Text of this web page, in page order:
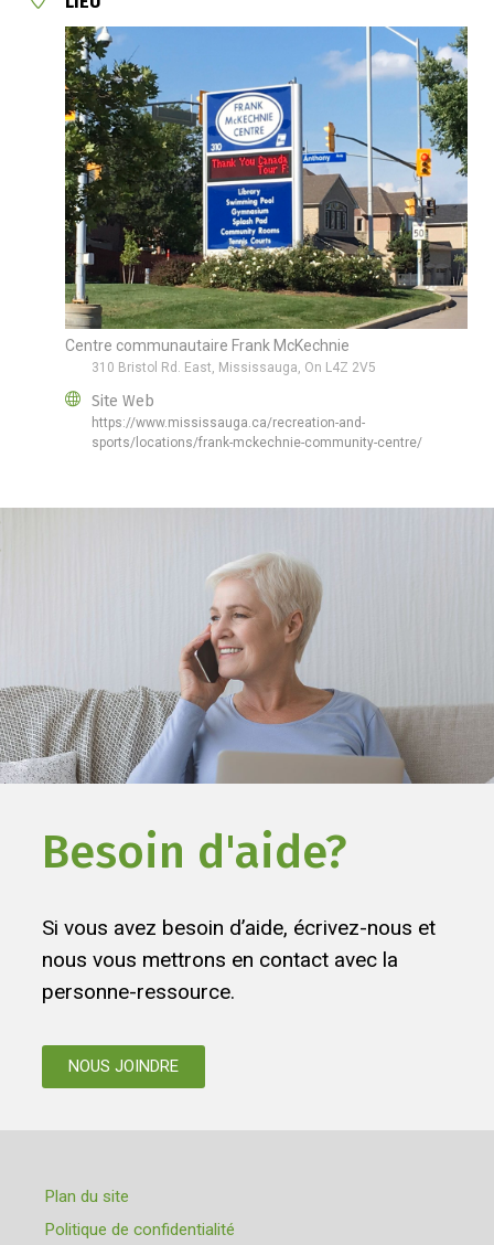
Centre communautaire Frank McKechnie
310 Bristol Rd. East, Mississauga, On L4Z 2V5
Site Web
https://www.mississauga.ca/recreation-and-
sports/locations/frank-mckechnie-community-centre/
Besoin d'aide?
Si vous avez besoin d’aide, écrivez-nous et
nous vous mettrons en contact avec la
personne-ressource.
NOUS JOINDRE
Plan du site
Politique de confidentialité